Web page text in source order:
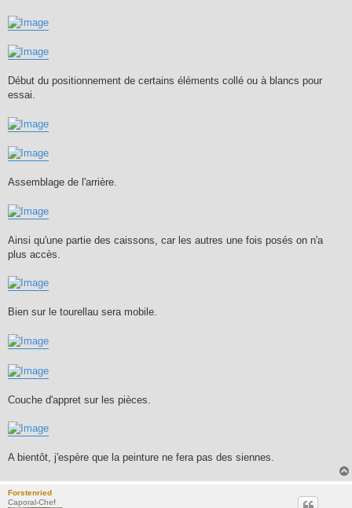
Début du positionnement de certains éléments collé ou à blancs pour
essai.
Assemblage de l'arrière.
Ainsi qu'une partie des caissons, car les autres une fois posés on n'a
plus accès.
Bien sur le tourellau sera mobile.
Couche d'appret sur les pièces.
A bientôt, j'espère que la peinture ne fera pas des siennes.
Forstenried
Caporal-Chef